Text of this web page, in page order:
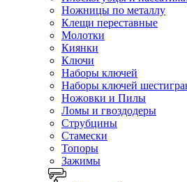
Ножницы по металлу
Клещи переставные
Молотки
Киянки
Ключи
Наборы ключей
Наборы ключей
Ножовки и Пилы
Ломы и гвоздодеры
Струбцины
Стамески
Топоры
Зажимы